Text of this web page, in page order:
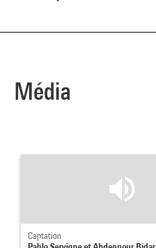
Média
Captation